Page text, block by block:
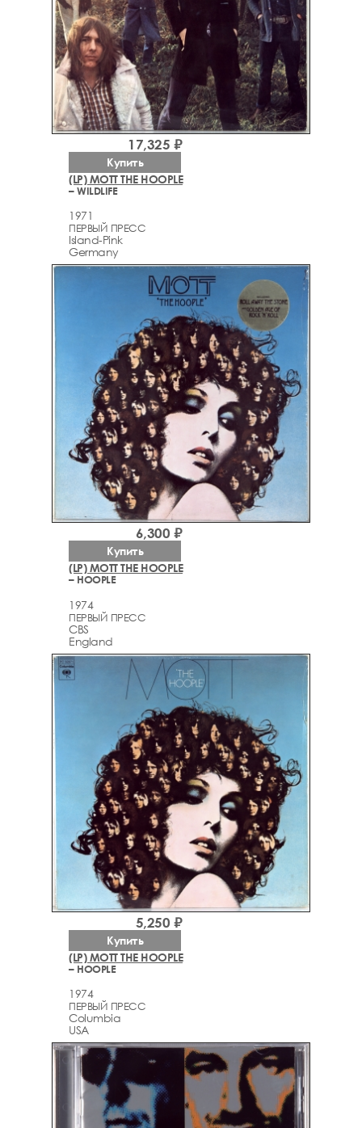
(LP) MOTT THE HOOPLE
– WILDLIFE
1971
ПЕРВЫЙ ПРЕСС
Island-Pink
Germany
17,325 ₽
Купить
(LP) MOTT THE HOOPLE
– HOOPLE
1974
ПЕРВЫЙ ПРЕСС
CBS
England
6,300 ₽
Купить
(LP) MOTT THE HOOPLE
– HOOPLE
1974
ПЕРВЫЙ ПРЕСС
Columbia
USA
5,250 ₽
Купить